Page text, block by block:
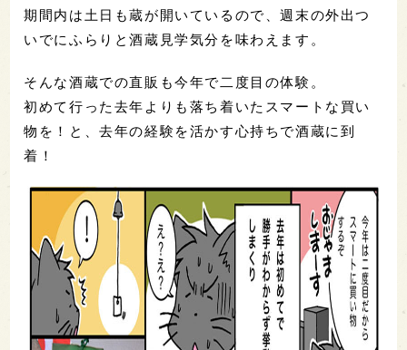
期間内は土日も蔵が開いているので、週末の外出つ
いでにふらりと酒蔵見学気分を味わえます。
そんな酒蔵での直販も今年で二度目の体験。
初めて行った去年よりも落ち着いたスマートな買い
物を！と、去年の経験を活かす心持ちで酒蔵に到
着！